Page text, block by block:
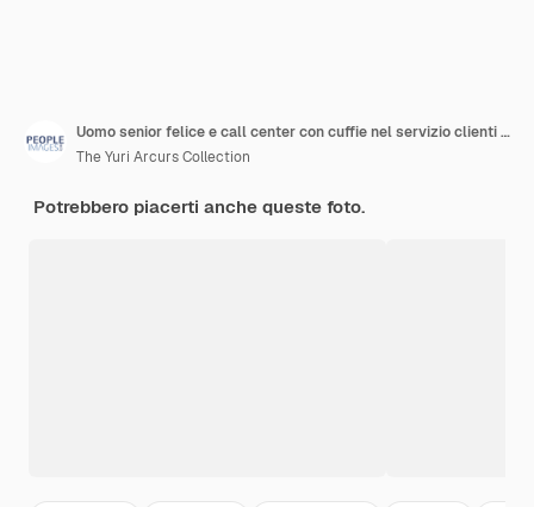
Uomo senior felice e call center con cuffie nel servizio clienti di telemarketing o supporto in ufficio Consulente o agente di uomo d'affari maturo sorride nella consulenza online o contattaci sul posto di lavoro
The Yuri Arcurs Collection
Potrebbero piacerti anche queste foto.